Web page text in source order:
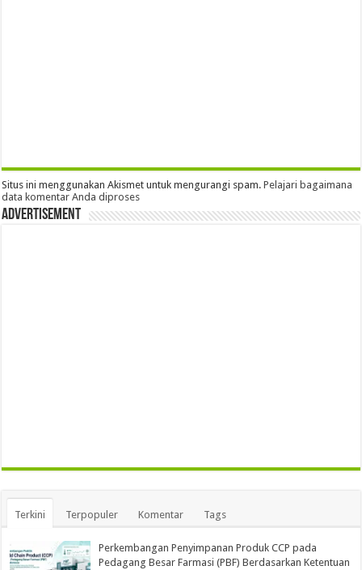
Situs ini menggunakan Akismet untuk mengurangi spam.Pelajari bagaimana
data komentar Anda diproses
Advertisement
Terkini Terpopuler Komentar Tags
Perkembangan Penyimpanan Produk CCP pada
Pedagang Besar Farmasi (PBF) Berdasarkan Ketentuan